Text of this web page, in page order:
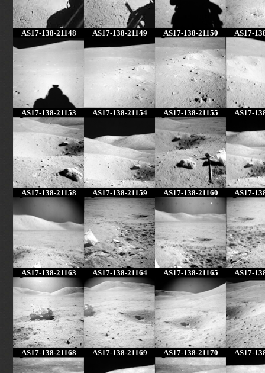
AS17-138-21148 AS17-138-21149 AS17-138-21150 AS17-
AS17-138-21153 AS17-138-21154 AS17-138-21155 AS17-
AS17-138-21158 AS17-138-21159 AS17-138-21160 AS17-
AS17-138-21163 AS17-138-21164 AS17-138-21165 AS17-
AS17-138-21168 AS17-138-21169 AS17-138-21170 AS17-